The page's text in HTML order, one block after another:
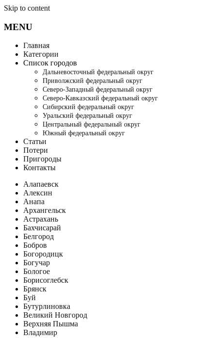
Skip to content
MENU
Главная
Категории
Список городов
Дальневосточный федеральный округ
Приволжский федеральный округ
Северо-Западный федеральный округ
Северо-Кавказский федеральный округ
Сибирский федеральный округ
Уральский федеральный округ
Центральный федеральный округ
Южный федеральный округ
Статьи
Потери
Пригороды
Контакты
Алапаевск
Алексин
Анапа
Архангельск
Астрахань
Бахчисарай
Белгород
Бобров
Богородицк
Богучар
Бологое
Борисоглебск
Брянск
Буй
Бутурлиновка
Великий Новгород
Верхняя Пышма
Владимир